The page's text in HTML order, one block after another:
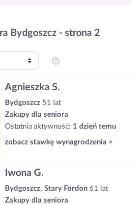
Bydgoszcz - strona 2
Agnieszka S.
Bydgoszcz 51 lat
Zakupy dla seniora
Ostatnia aktywność: 1 dzień temu
zobacz stawkę wynagrodzenia >
Iwona G.
Bydgoszcz, Stary Fordon 61 lat
Zakupy dla seniora